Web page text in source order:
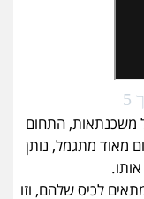
משכנתאות, התחום
מאוד מתגמל, נותן
לכיס שלהם, וזו